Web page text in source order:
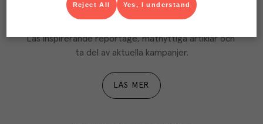
Läs inspirerande reportage, matnyttiga artiklar och
ta del av aktuella kampanjer.
LÄS MER
Yes, I understand
Reject All